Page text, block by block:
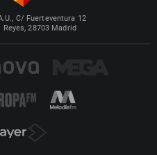
C/ Fuerteventura 12
28703 Madrid